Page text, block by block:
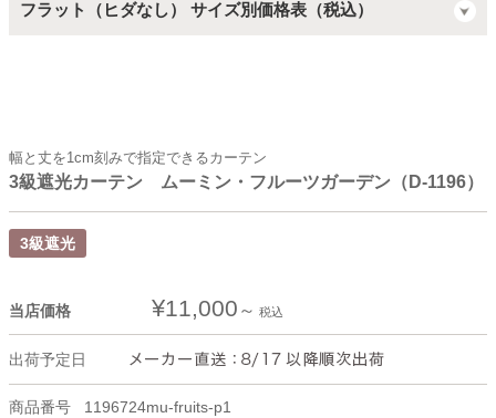
フラット（ヒダなし） サイズ別価格表（税込）
幅と丈を1cm刻みで指定できるカーテン
3級遮光カーテン ムーミン・フルーツガーデン（D-1196）
3級遮光
当店価格 ¥11,000 税込
出荷予定日
商品番号 1196724mu-fruits-p1